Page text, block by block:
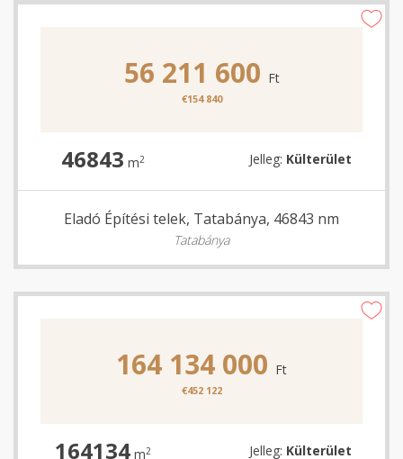
56 211 600 Ft
€154 840
46843 m2 Jelleg: Külterület
Eladó Építési telek, Tatabánya, 46843 nm
Tatabánya
164 134 000 Ft
€452 122
164134 m2 Jelleg: Külterület